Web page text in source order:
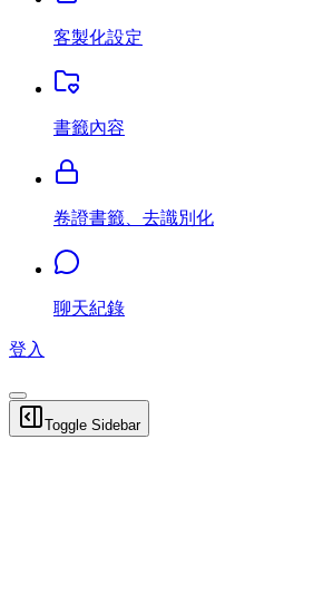
客製化設定
書籤內容
卷證書籤、去識別化
聊天紀錄
登入
Toggle Sidebar